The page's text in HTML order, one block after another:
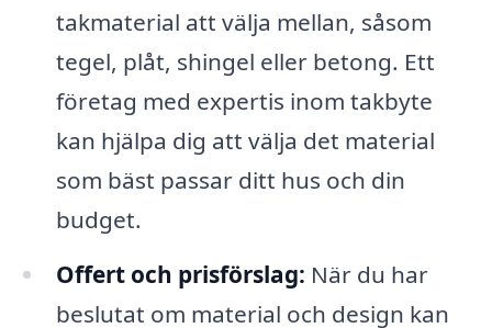
takmaterial att välja mellan, såsom
tegel, plåt, shingel eller betong. Ett
företag med expertis inom takbyte
kan hjälpa dig att välja det material
som bäst passar ditt hus och din
budget.
Offert och prisförslag: När du har
beslutat om material och design kan